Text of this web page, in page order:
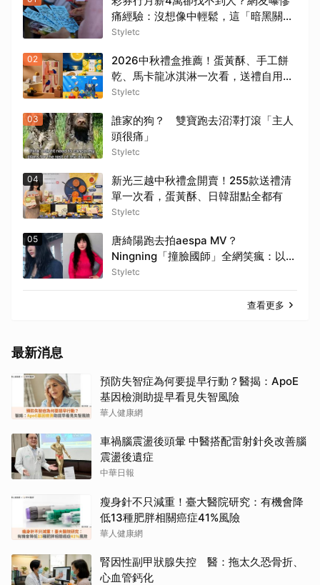
痛經驗：沒想像中輕鬆，這「暗黑關
鍵」超勸退
Styletc
02
2026中秋禮盒推薦！蛋黃酥、手工餅
乾、馬卡龍冰淇淋一次看，送禮自用都
適合！
Styletc
03
誰家的狗？ 雙寶跑去沼澤打滾「主人
頭很痛」
Styletc
04
新光三越中秋禮盒開賣！255款送禮清
單一次看，蛋黃酥、日韓甜點全都有
Styletc
05
唐綺陽跑去拍aespa MV？
Ningning「撞臉國師」全網笑瘋：以為
下一秒要講星象
Styletc
查看更多
最新消息
預防失智症為何要提早行動？醫揭：ApoE
基因檢測助提早看見失智風險
華人健康網
車禍腦震盪後頭暈 中醫搭配雷射針灸改善腦
震盪後遺症
中華日報
瘦身針不只減重！臺大醫院研究：有機會降
低13種肥胖相關癌症41%風險
華人健康網
腎因性副甲狀腺失控 醫：拖太久恐骨折、
心血管鈣化